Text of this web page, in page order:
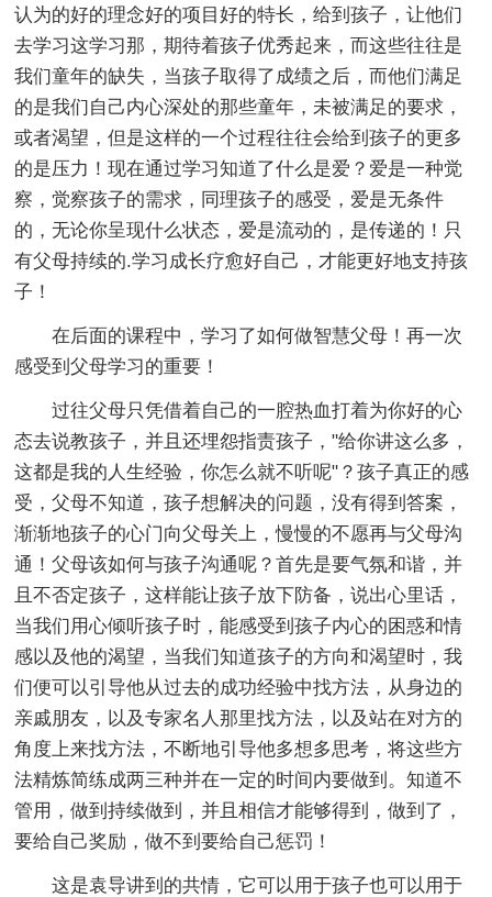
认为的好的理念好的项目好的特长，给到孩子，让他们
去学习这学习那，期待着孩子优秀起来，而这些往往是
我们童年的缺失，当孩子取得了成绩之后，而他们满足
的是我们自己内心深处的那些童年，未被满足的要求，
或者渴望，但是这样的一个过程往往会给到孩子的更多
的是压力！现在通过学习知道了什么是爱？爱是一种觉
察，觉察孩子的需求，同理孩子的感受，爱是无条件
的，无论你呈现什么状态，爱是流动的，是传递的！只
有父母持续的.学习成长疗愈好自己，才能更好地支持孩
子！
在后面的课程中，学习了如何做智慧父母！再一次
感受到父母学习的重要！
过往父母只凭借着自己的一腔热血打着为你好的心
态去说教孩子，并且还埋怨指责孩子，"给你讲这么多，
这都是我的人生经验，你怎么就不听呢"？孩子真正的感
受，父母不知道，孩子想解决的问题，没有得到答案，
渐渐地孩子的心门向父母关上，慢慢的不愿再与父母沟
通！父母该如何与孩子沟通呢？首先是要气氛和谐，并
且不否定孩子，这样能让孩子放下防备，说出心里话，
当我们用心倾听孩子时，能感受到孩子内心的困惑和情
感以及他的渴望，当我们知道孩子的方向和渴望时，我
们便可以引导他从过去的成功经验中找方法，从身边的
亲戚朋友，以及专家名人那里找方法，以及站在对方的
角度上来找方法，不断地引导他多想多思考，将这些方
法精炼简练成两三种并在一定的时间内要做到。知道不
管用，做到持续做到，并且相信才能够得到，做到了，
要给自己奖励，做不到要给自己惩罚！
这是袁导讲到的共情，它可以用于孩子也可以用于